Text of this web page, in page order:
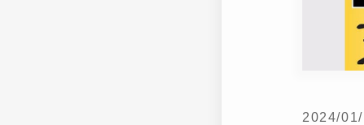
2024/